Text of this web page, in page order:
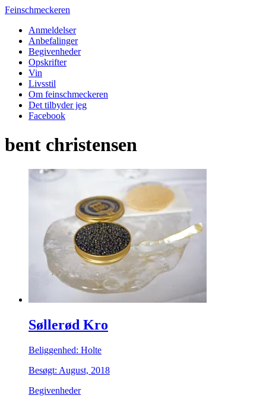
Feinschmeckeren
Anmeldelser
Anbefalinger
Begivenheder
Opskrifter
Vin
Livsstil
Om feinschmeckeren
Det tilbyder jeg
Facebook
bent christensen
Søllerød Kro
Beliggenhed: Holte
Besøgt: August, 2018
Begivenheder